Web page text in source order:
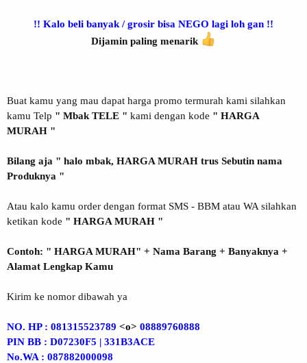
!! Kalo beli banyak / grosir bisa NEGO lagi loh gan !!
Dijamin paling menarik
Buat kamu yang mau dapat harga promo termurah kami silahkan
kamu Telp " Mbak TELE " kami dengan kode " HARGA
MURAH "
Bilang aja " halo mbak, HARGA MURAH trus Sebutin nama
Produknya "
Atau kalo kamu order dengan format SMS - BBM atau WA silahkan
ketikan kode " HARGA MURAH "
Contoh: " HARGA MURAH" + Nama Barang + Banyaknya +
Alamat Lengkap Kamu
Kirim ke nomor dibawah ya
NO. HP : 081315523789 <o> 08889760888
PIN BB : D07230F5 | 331B3ACE
No.WA : 087882000098